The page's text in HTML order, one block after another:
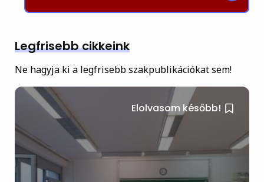
Legfrisebb cikkeink
Ne hagyja ki a legfrisebb szakpublikációkat sem!
Elolvasom később!